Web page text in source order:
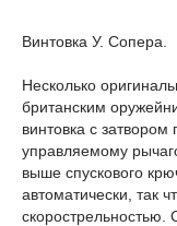
Винтовка У. Сопера.
Несколько
британским
винтовка с
управляемому
выше спускового
автоматически, так
скорострельностью.